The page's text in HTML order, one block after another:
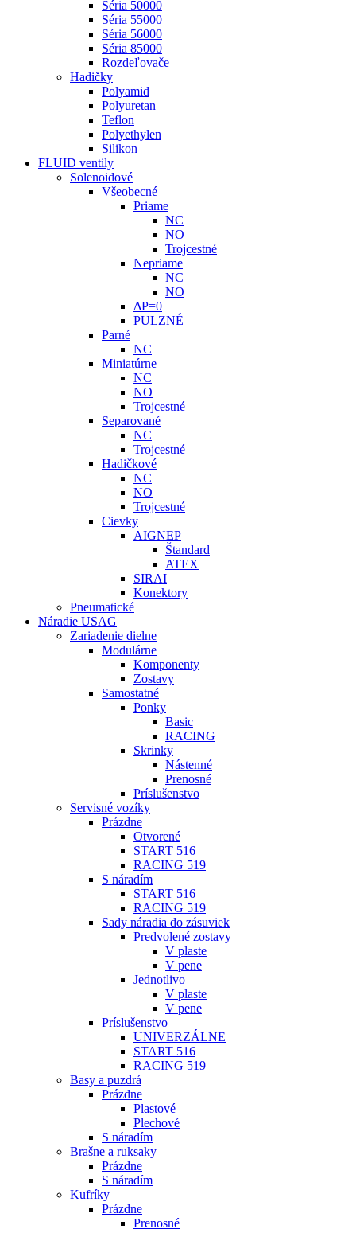
Séria 50000
Séria 55000
Séria 56000
Séria 85000
Rozdeľovače
Hadičky
Polyamid
Polyuretan
Teflon
Polyethylen
Silikon
FLUID ventily
Solenoidové
Všeobecné
Priame
NC
NO
Trojcestné
Nepriame
NC
NO
ΔP=0
PULZNÉ
Parné
NC
Miniatúrne
NC
NO
Trojcestné
Separované
NC
Trojcestné
Hadičkové
NC
NO
Trojcestné
Cievky
AIGNEP
Štandard
ATEX
SIRAI
Konektory
Pneumatické
Náradie USAG
Zariadenie dielne
Modulárne
Komponenty
Zostavy
Samostatné
Ponky
Basic
RACING
Skrinky
Nástenné
Prenosné
Príslušenstvo
Servisné vozíky
Prázdne
Otvorené
START 516
RACING 519
S náradím
START 516
RACING 519
Sady náradia do zásuviek
Predvolené zostavy
V plaste
V pene
Jednotlivo
V plaste
V pene
Príslušenstvo
UNIVERZÁLNE
START 516
RACING 519
Basy a puzdrá
Prázdne
Plastové
Plechové
S náradím
Brašne a ruksaky
Prázdne
S náradím
Kufríky
Prázdne
Prenosné